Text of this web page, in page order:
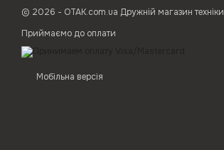
© 2026 - ОТАК.com.ua Дружній магазин техніки
Приймаємо до оплати
Мобільна версія